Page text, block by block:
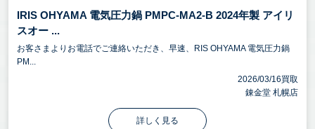
IRIS OHYAMA 電気圧力鍋 PMPC-MA2-B 2024年製 アイリ
スオー ...
お客さまよりお電話でご連絡いただき、早速、RIS OHYAMA 電気圧力鍋
PM...
2026/03/16買取
錬金堂 札幌店
詳しく見る